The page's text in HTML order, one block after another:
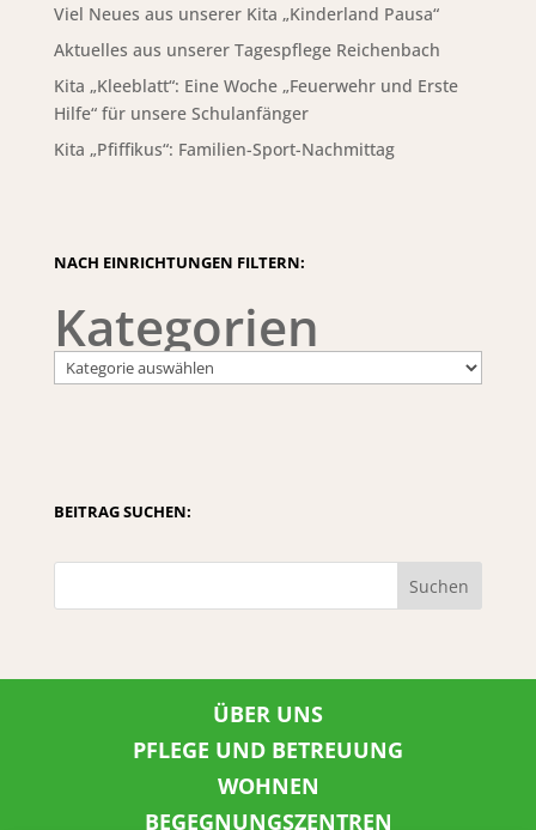
Viel Neues aus unserer Kita „Kinderland Pausa“
Aktuelles aus unserer Tagespflege Reichenbach
Kita „Kleeblatt“: Eine Woche „Feuerwehr und Erste
Hilfe“ für unsere Schulanfänger
Kita „Pfiffikus“: Familien-Sport-Nachmittag
NACH EINRICHTUNGEN FILTERN:
Kategorien
BEITRAG SUCHEN:
Suchen
ÜBER UNS
PFLEGE UND BETREUUNG
WOHNEN
BEGEGNUNGSZENTREN